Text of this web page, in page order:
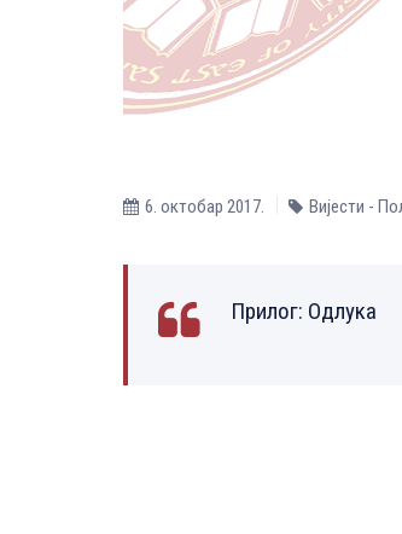
6. октобар 2017. Вијести -
Прилог: Одлука